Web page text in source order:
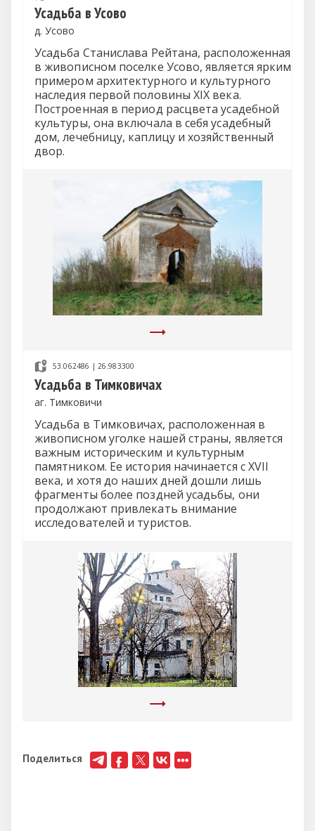
Усадьба в Усово
д. Усово
Усадьба Станислава Рейтана, расположенная
в живописном поселке Усово, является ярким
примером архитектурного и культурного
наследия первой половины XIX века.
Построенная в период расцвета усадебной
культуры, она включала в себя усадебный
дом, лечебницу, каплицу и хозяйственный
двор.
53.062486 | 26.983300
Усадьба в Тимковичах
аг. Тимковичи
Усадьба в Тимковичах, расположенная в
живописном уголке нашей страны, является
важным историческим и культурным
памятником. Ее история начинается с XVII
века, и хотя до наших дней дошли лишь
фрагменты более поздней усадьбы, они
продолжают привлекать внимание
исследователей и туристов.
Поделиться